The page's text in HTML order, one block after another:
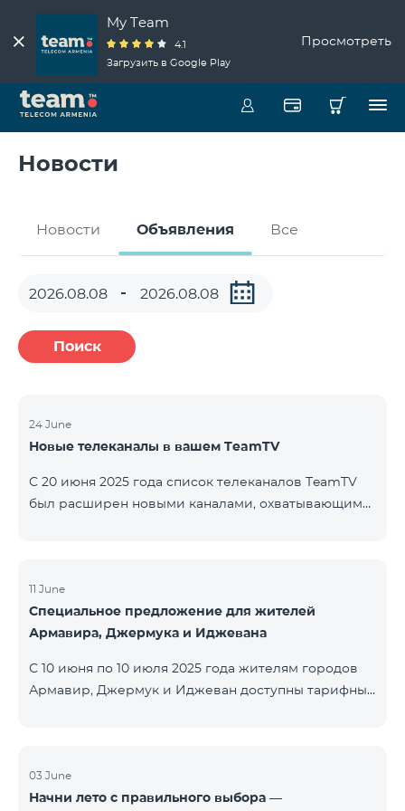
My Team
4.1
Загрузить в Google Play
Просмотреть
Новости
Новости Объявления Все
Поиск
24 June
Новые телеканалы в вашем TeamTV
С 20 июня 2025 года список телеканалов TeamTV
был расширен новыми каналами, охватывающими
Russian Информационный 230 AMEDIA Фильмы 231
AMEDIA 2 Фильмы 232 AMEDIA HIT Фильмы 233
11 June
Специальное предложение для жителей
Армавира, Джермука и Иджевана
С 10 июня по 10 июля 2025 года жителям городов
Армавир, Джермук и Иджеван доступны тарифные
предоставляется 50% скидка на первые 6 месяцев
при условии годовой подписки (12 месяцев).
03 June
Начни лето с правильного выбора —